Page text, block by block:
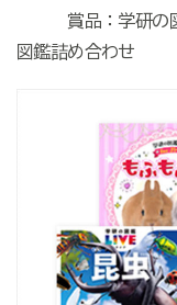
賞品：学研の図
図鑑詰め合わせ